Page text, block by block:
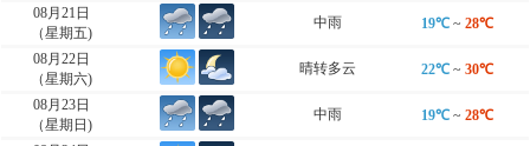
08月21日
（星期五)
中雨 19℃~ 28℃
08月22日
（星期六)
晴转多云 22℃~ 30℃
08月23日
（星期日)
中雨 19℃~ 28℃